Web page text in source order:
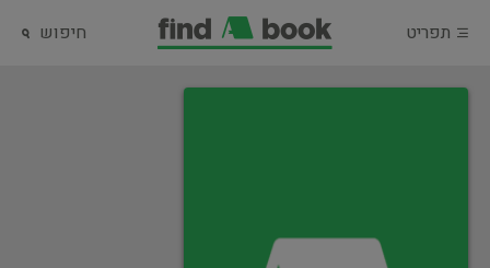
תפריט חיפוש